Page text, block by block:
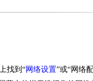
找到“网络设置”或“网络